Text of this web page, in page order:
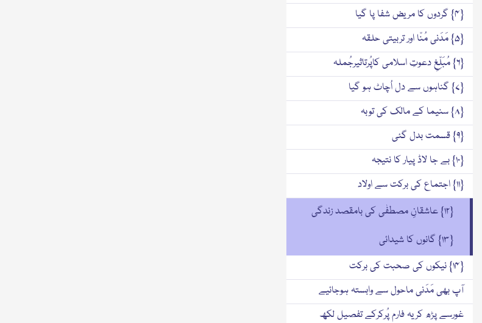
{۴} گردوں کا مریض شفا پا گیا
{۵} مَدَنی مُنّا اور تربیتی حلقہ
{۶} مُبَلِّغِ دعوتِ اسلامی کاپُرتاثیرجُملہ
{۷} گناہوں سے دل اُچاٹ ہو گیا
{۸} سنیما کے مالک کی توبہ
{۹} قسمت بدل گئی
{۱۰} بے جا لاڈ پیار کا نتیجہ
{۱۱} اجتماع کی برکت سے اولاد
{۱۲} عاشقانِ مصطفٰی کی بامقصد زندگی
{۱۳} گانوں کا شیدائی
{۱۴} نیکوں کی صحبت کی برکت
آپ بھی مَدَنی ماحول سے وابستہ ہوجائیے
غورسے پڑھ کریہ فارم پُرکرکے تفصیل لکھ